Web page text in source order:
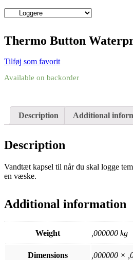
Thermo Button
Tilføj som favorit
Available on backorder
Description Additional
Description
Vandtæt kapsel til når du skal logge
en væske.
Additional information
Weight ,000000 kg
Dimensions ,000000 ×